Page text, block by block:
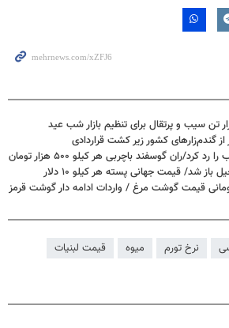
ران گوسفند باچربی هر کیلو ۵۰۰ هزار تومان
باز شد/ قیمت جهانی پسته هر کیلو ۱۰ دلار
نرخ تورم میوه قیمت لبنیات